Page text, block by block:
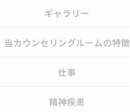
ギャラリー
当カウンセリングルームの特徴
仕事
精神疾患